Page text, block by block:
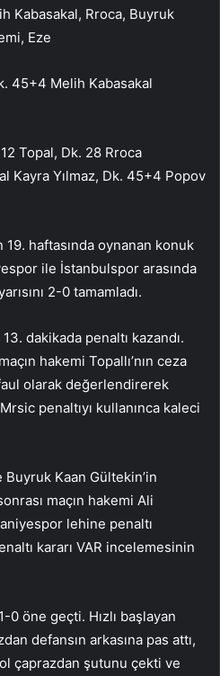
Kabasakal, Rroca, Buyruk
Eze
45+4 Melih Kabasakal
Topal, Dk. 28 Rroca
Kayra Yılmaz, Dk. 45+4 Popov
haftasında oynanan konuk
ile İstanbulspor arasında
2-0 tamamladı.
dakikada penaltı kazandı.
hakemi Topallı’nın ceza
olarak değerlendirerek
penaltıyı kullanınca kaleci
Kaan Gültekin’in
maçın hakemi Ali
lehine penaltı
kararı VAR incelemesinin
öne geçti. Hızlı başlayan
defansın arkasına pas attı,
çaprazdan şutunu çekti ve